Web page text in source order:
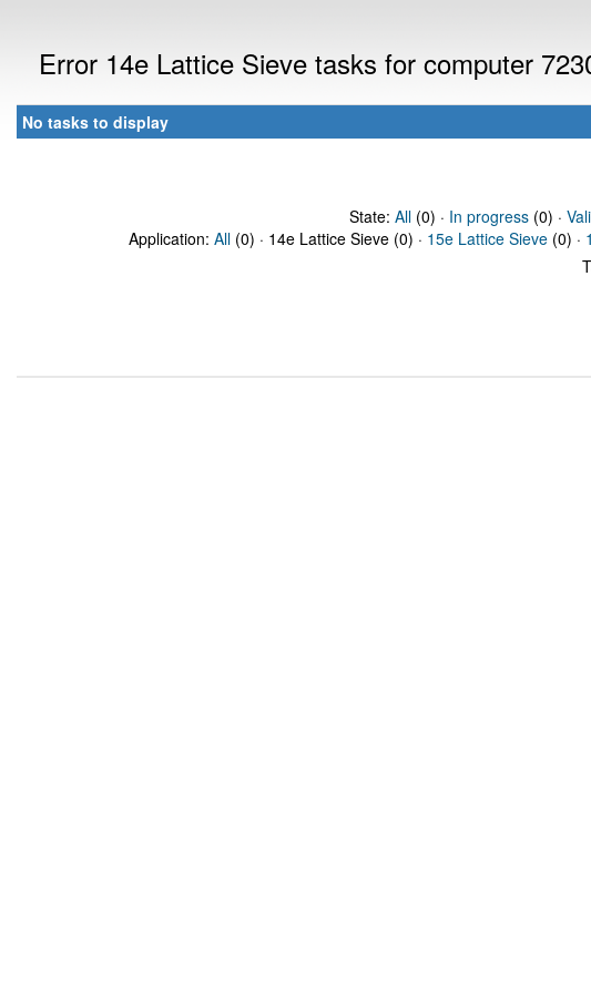
Error 14e Lattice Sieve tasks for computer
No tasks to display
State: All(0) · In progress(0) ·
Application: All (0) · 14e Lattice Sieve (0) · 15e Lattice Sieve (0) ·